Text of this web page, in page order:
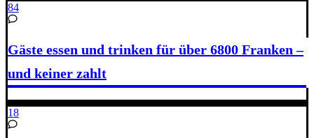
84
Gäste essen und trinken für über 6800 Franken –
und keiner zahlt
18